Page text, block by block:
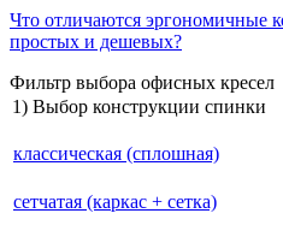
Что отличаются эргономичные
простых и дешевых?
Фильтр выбора офисных кресел
1) Выбор конструкции спинки
классическая (сплошная)
сетчатая (каркас + сетка)